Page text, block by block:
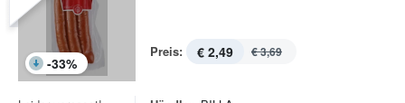
-33%
Preis: € 2,49 € 3,69